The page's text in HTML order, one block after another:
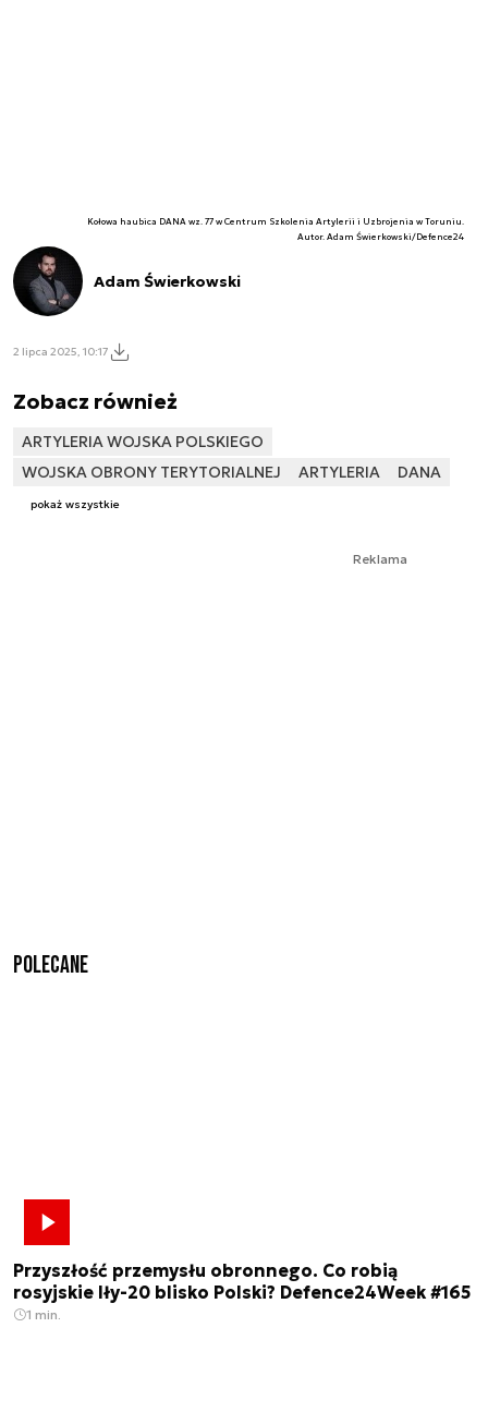
Kołowa haubica DANA wz. 77 w Centrum Szkolenia Artylerii i Uzbrojenia w Toruniu.
Autor. Adam Świerkowski/Defence24
Adam Świerkowski
2 lipca 2025, 10:17
Zobacz również
ARTYLERIA WOJSKA POLSKIEGO
WOJSKA OBRONY TERYTORIALNEJ
ARTYLERIA DANA
pokaż wszystkie
Reklama
Polecane
Przyszłość przemysłu obronnego. Co robią
rosyjskie Iły-20 blisko Polski? Defence24Week #165
1 min.